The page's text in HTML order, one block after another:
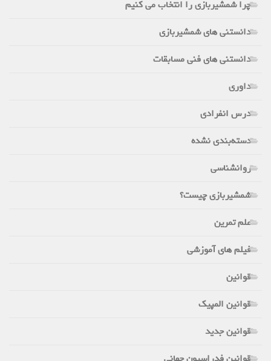
چرا شمشیربازی را انتخاب می کنیم
دانستنی های شمشیربازی
دانستنی های فنی مسابقات
داوری
درس انفرادی
دسته‌بندی نشده
روانشناسی
شمشیربازی چیست؟
علم تمرین
فیلم های آموزشی
قوانین
قوانین المپیک
قوانین جدید